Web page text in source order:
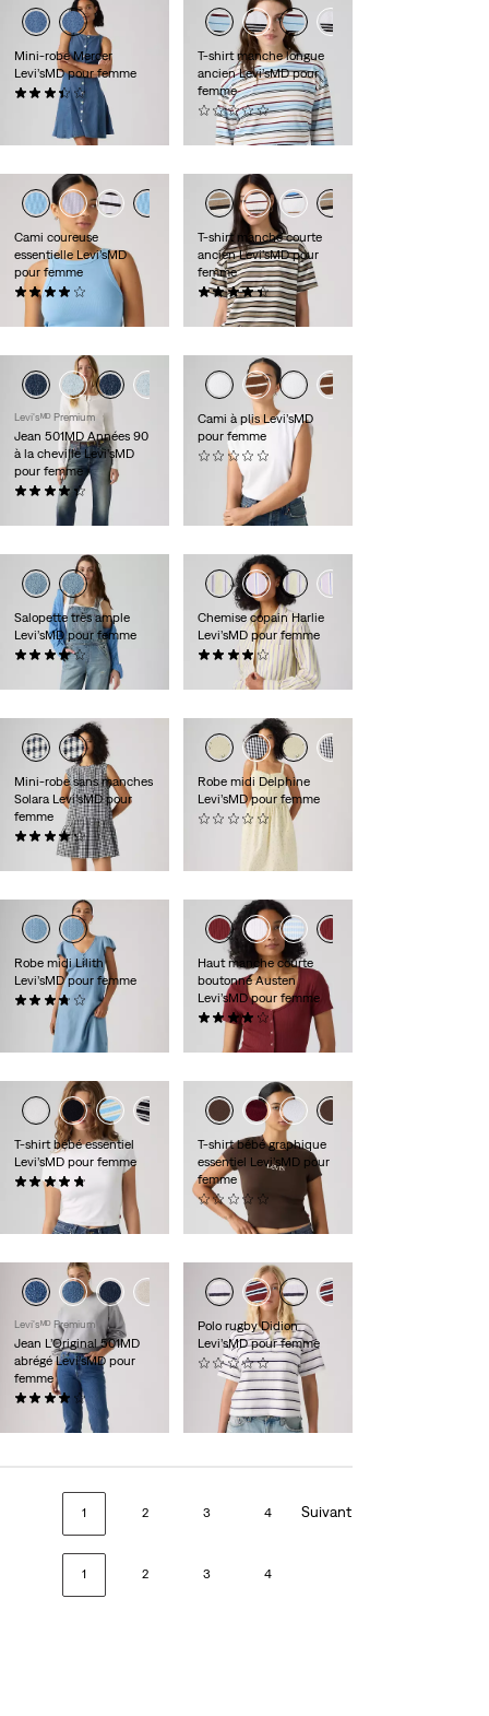
Mini-robe Mercer
Levi’sMD pour femme
(10)
79,95 $
T-shirt manche longue
ancien Levi’sMD pour
femme
(0)
40,00 $
Cami coureuse
essentielle Levi’sMD
pour femme
25,00 $
T-shirt manche courte
ancien Levi’sMD pour
femme
(59)
30,00 $
Levi'sᴹᴰ Premium
Jean 501MD Années 90
à la cheville Levi’sMD
pour femme
(237)
118,00 $
Cami à plis Levi’sMD
pour femme
30,00 $
Salopette très ample
Levi’sMD pour femme
(30)
148,00 $
Chemise copain Harlie
Levi’sMD pour femme
(100)
79,95 $
Mini-robe sans manches
Solara Levi’sMD pour
femme
(4)
99,95 $
Robe midi Delphine
Levi’sMD pour femme
Robe midi Lilith
Levi’sMD pour femme
(3)
89,95 $
Haut manche courte
boutonné Austen
Levi’sMD pour femme
(6)
34,95 $
T-shirt bébé essentiel
Levi’sMD pour femme
T-shirt bébé graphique
essentiel Levi’sMD pour
femme
30,00 $
Levi'sᴹᴰ Premium
Jean L’Original 501MD
abrégé Levi’sMD pour
femme
(207)
Polo rugby Didion
Levi’sMD pour femme
(0)
39,95 $
1 2 3 4 Suivant
1 2 3 4